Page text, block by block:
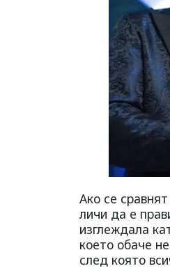
Ако се
личи да е
изглеждала
което обаче
след която